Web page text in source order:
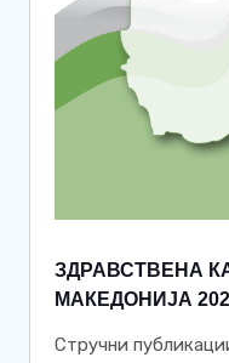
ЗДРАВСТВЕНА
МАКЕДОНИЈА
Стручни